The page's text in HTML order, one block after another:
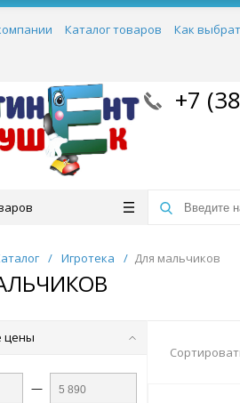
Каталог товаров Как
+7
/ Игротека / Для мальчиков
цены
—